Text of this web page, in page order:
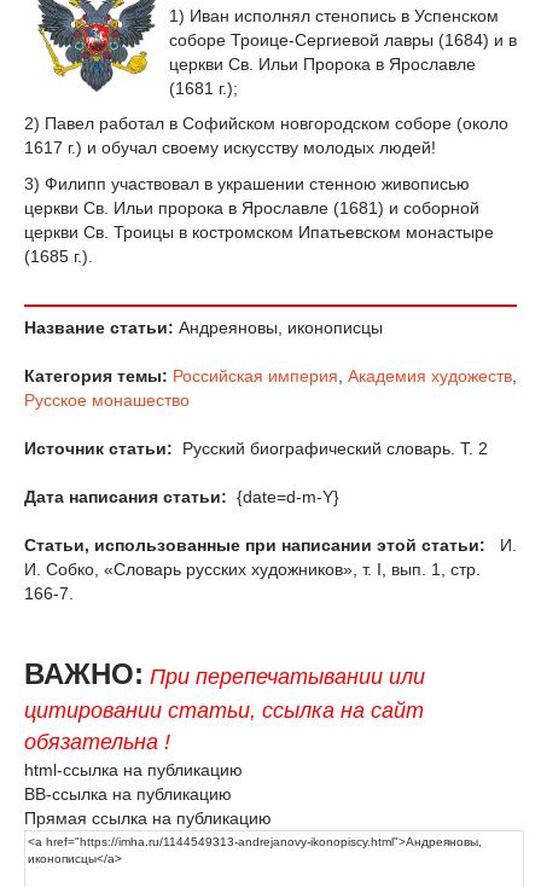
1) Иван исполнял стенопись в Успенском
соборе Троице-Сергиевой лавры (1684) и в
церкви Св. Ильи Пророка в Ярославле
(1681 г.);
2) Павел работал в Софийском новгородском соборе (около
1617 г.) и обучал своему искусству молодых людей!
3) Филипп участвовал в украшении стенною живописью
церкви Св. Ильи пророка в Ярославле (1681) и соборной
церкви Св. Троицы в костромском Ипатьевском монастыре
(1685 г.).
Название статьи: Андреяновы, иконописцы
Категория темы: Российская империя Академия художеств
Русское монашество
Источник статьи: Русский биографический словарь. Т. 2
Дата написания статьи: {date=d-m-Y}
Статьи, использованные при написании этой статьи:
И.
И. Собко, «Словарь русских художников», т. I, вып. 1, стр.
166-7.
ВАЖНО: При перепечатывании или
цитировании статьи, ссылка на сайт
обязательна !
html-ссылка на публикацию
BB-ссылка на публикацию
Прямая ссылка на публикацию